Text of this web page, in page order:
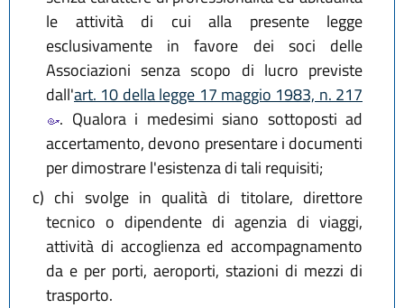
le attività di cui alla presente legge
esclusivamente in favore dei soci delle
Associazioni senza scopo di lucro previste
dall'art. 10 della legge 17 maggio 1983, n. 217
. Qualora i medesimi siano sottoposti ad
accertamento, devono presentare i documenti
per dimostrare l'esistenza di tali requisiti;
c) chi svolge in qualità di titolare, direttore
tecnico o dipendente di agenzia di viaggi,
attività di accoglienza ed accompagnamento
da e per porti, aeroporti, stazioni di mezzi di
trasporto.